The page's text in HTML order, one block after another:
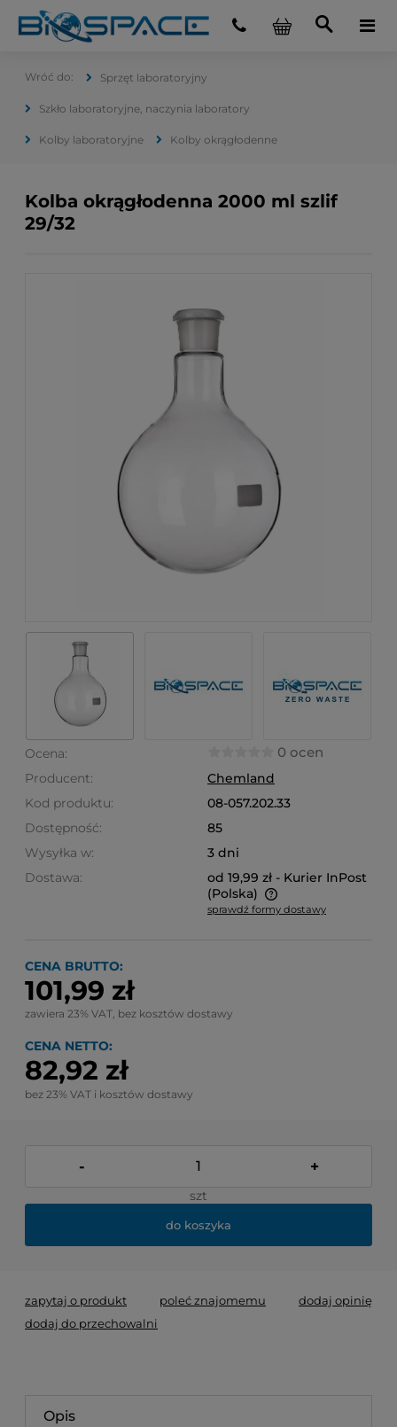
Sprzęt laboratoryjny
Szkło laboratoryjne, naczynia laboratory
Kolby laboratoryjne Kolby okrągłodenne
Kolba okrągłodenna 2000 ml szlif
29/32
Ocena: 0 ocen
Producent:
Chemland
Kod produktu:
08-057.202.33
Dostępność:
85
Wysyłka w:
3 dni
Dostawa:
od 19,99 zł - Kurier InPost
(Polska)
Cena nie zawiera ewentualnych kosztów płatności
sprawdź formy dostawy
CENA BRUTTO:
101,99 zł
zawiera 23% VAT, bez kosztów dostawy
CENA NETTO:
82,92 zł
bez 23% VAT i kosztów dostawy
- +
szt
do koszyka
zapytaj o produkt poleć znajomemu
dodaj opinię
dodaj do przechowalni
Opis